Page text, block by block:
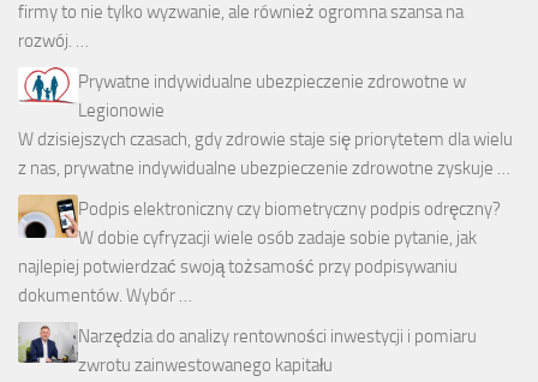
firmy to nie tylko wyzwanie, ale również ogromna szansa na
rozwój. …
Prywatne indywidualne ubezpieczenie zdrowotne w
Legionowie
W dzisiejszych czasach, gdy zdrowie staje się priorytetem dla wielu
z nas, prywatne indywidualne ubezpieczenie zdrowotne zyskuje …
Podpis elektroniczny czy biometryczny podpis odręczny?
W dobie cyfryzacji wiele osób zadaje sobie pytanie, jak
najlepiej potwierdzać swoją tożsamość przy podpisywaniu
dokumentów. Wybór …
Narzędzia do analizy rentowności inwestycji i pomiaru
zwrotu zainwestowanego kapitału